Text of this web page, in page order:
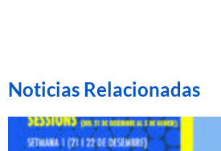
Noticias Relacionadas